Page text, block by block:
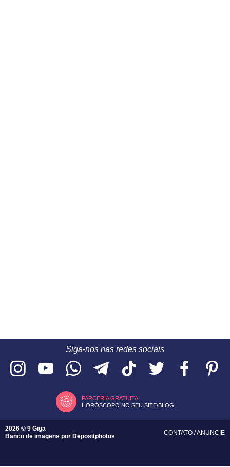
Siga-nos nas redes sociais
PARCERIA GRATUITA
HORÓSCOPO NO SEU SITE/BLOG
2026 © 9 Giga
Banco de imagens por Depositphotos
CONTATO /ANUNCIE